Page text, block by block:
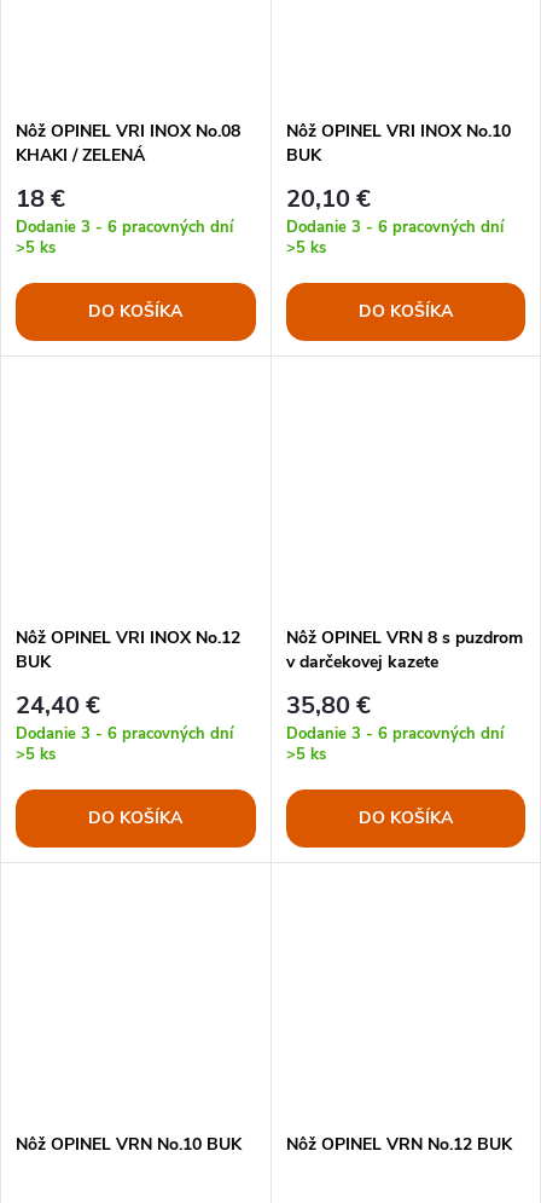
Nôž OPINEL VRI INOX No.08
KHAKI / ZELENÁ
18 €
Dodanie 3 - 6 pracovných dní
>5 ks
DO KOŠÍKA
Nôž OPINEL VRI INOX No.10
BUK
20,10 €
Dodanie 3 - 6 pracovných dní
>5 ks
DO KOŠÍKA
Nôž OPINEL VRI INOX No.12
BUK
24,40 €
Dodanie 3 - 6 pracovných dní
>5 ks
DO KOŠÍKA
Nôž OPINEL VRN 8 s puzdrom
v darčekovej kazete
35,80 €
Dodanie 3 - 6 pracovných dní
>5 ks
DO KOŠÍKA
Nôž OPINEL VRN No.10 BUK Nôž OPINEL VRN No.12 BUK